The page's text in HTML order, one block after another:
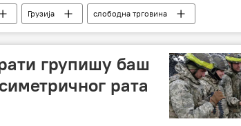
Грузија
слободна трговина
групишу баш
рата